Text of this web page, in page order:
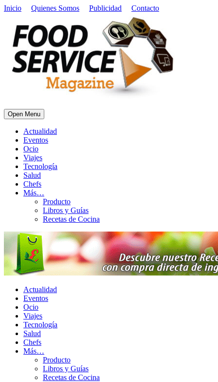
Inicio Quienes Somos Publicidad Contacto
Open Menu
Actualidad
Eventos
Ocio
Viajes
Tecnología
Salud
Chefs
Más…
Producto
Libros y Guías
Recetas de Cocina
Actualidad
Eventos
Ocio
Viajes
Tecnología
Salud
Chefs
Más…
Producto
Libros y Guías
Recetas de Cocina